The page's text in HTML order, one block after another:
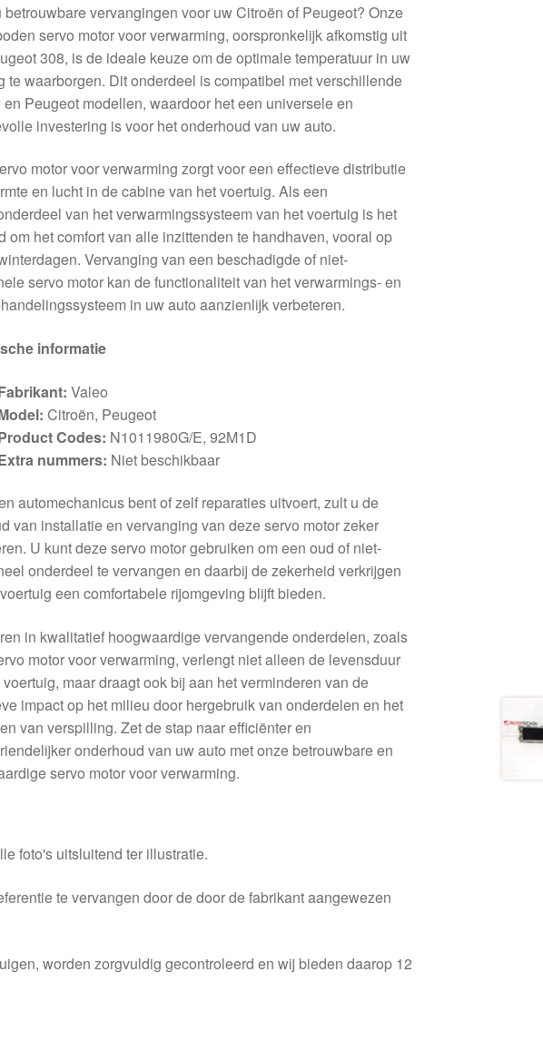
betrouwbare vervangingen voor uw Citroën of Peugeot? Onze
servo motor voor verwarming, oorspronkelijk afkomstig uit
308, is de ideale keuze om de optimale temperatuur in uw
te waarborgen. Dit onderdeel is compatibel met verschillende
Peugeot modellen, waardoor het een universele en
investering is voor het onderhoud van uw auto.
motor voor verwarming zorgt voor een effectieve distributie
en lucht in de cabine van het voertuig. Als een
van het verwarmingssysteem van het voertuig is het
om het comfort van alle inzittenden te handhaven, vooral op
Vervanging van een beschadigde of niet-
servo motor kan de functionaliteit van het verwarmings- en
in uw auto aanzienlijk verbeteren.
informatie
Valeo
Citroën, Peugeot
Codes: N1011980G/E, 92M1D
nummers: Niet beschikbaar
automechanicus bent of zelf reparaties uitvoert, zult u de
van installatie en vervanging van deze servo motor zeker
U kunt deze servo motor gebruiken om een oud of niet-
onderdeel te vervangen en daarbij de zekerheid verkrijgen
een comfortabele rijomgeving blijft bieden.
in kwalitatief hoogwaardige vervangende onderdelen, zoals
motor voor verwarming, verlengt niet alleen de levensduur
maar draagt ook bij aan het verminderen van de
impact op het milieu door hergebruik van onderdelen en het
van verspilling. Zet de stap naar efficiënter en
onderhoud van uw auto met onze betrouwbare en
servo motor voor verwarming.
foto's uitsluitend ter illustratie.
te vervangen door de door de fabrikant aangewezen
worden zorgvuldig gecontroleerd en wij bieden daarop 12